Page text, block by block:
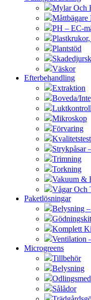
Mylar Och
Måttbägare
PH – EC-
Plantstöd
Väskor
Efterbehandling
Extraktion
Boveda/
Mikroskop
Förvaring
Kvalitetstest
Strykpåsar
Trimning
Torkning
Vakuum &
Vågar Och
Paketlösningar
Belysning
Gödningskit
Komplett
Ventilation
Microgreens
Tillbehör
Belysning
Sålådor